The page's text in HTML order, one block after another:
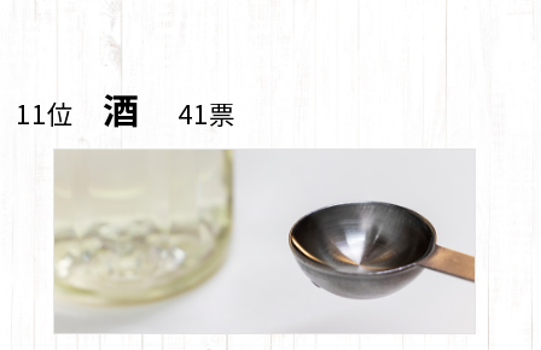
11位 酒 41票